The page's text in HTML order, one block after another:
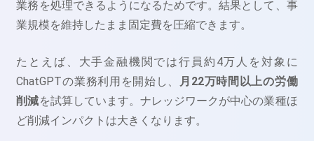
業務を処理できるようになるためです。結果として、事
業規模を維持したまま固定費を圧縮できます。
たとえば、大手金融機関では行員約4万人を対象に
ChatGPTの業務利用を開始し、 月22万時間以上の労働
削減を試算しています。ナレッジワークが中心の業種ほ
ど削減インパクトは大きくなります。